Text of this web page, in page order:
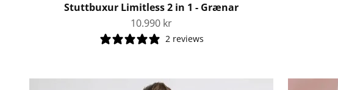
Stuttbuxur Limitless 2 in 1 - Grænar
Tilboðsverð
10.990 kr
2 reviews